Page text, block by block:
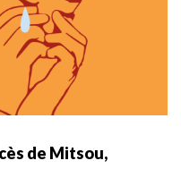
de Mitsou,